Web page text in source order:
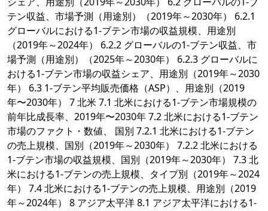
テン収益、市場予測（用途別）（2019年～2030年） 6.2.1
グローバルにおける1-ブテン市場の収益規模、用途別
（2019年～2024年） 6.2.2 グローバルの1-ブテン収益、市
場予測（用途別）（2025年～2030年） 6.2.3 グローバルに
おける1-ブテン市場の収益シェア、用途別（2019年～2030
年） 6.3 1-ブテン平均販売価格（ASP）、用途別（2019
年〜2030年） 7 北米 7.1 北米における1-ブテン市場規模の
前年比成長率、2019年〜2030年 7.2 北米における1-ブテン
市場のファクト・数値、 国別 7.2.1 北米における1-ブテン
の売上規模、国別（2019年～2030年） 7.2.2 北米における
1-ブテン市場の収益規模、国別（2019年～2030年） 7.3 北
米における1-ブテンの売上規模、タイプ別（2019年～2024
年） 7.4 北米における1-ブテンの売上規模、用途別（2019
年～2024年） 8 アジア太平洋 8.1 アジア太平洋における1-